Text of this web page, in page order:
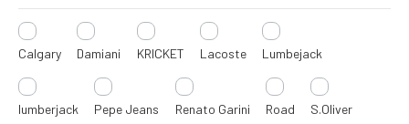
Calgary Damiani KRICKET Lacoste Lumbejack
lumberjack Pepe Jeans Renato Garini Road S.Oliver